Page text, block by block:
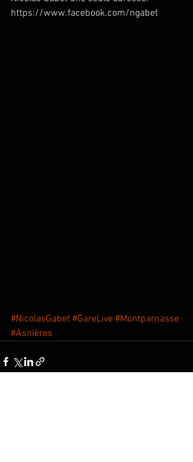
https://www.facebook.com/ngabet
#NicolasGabet #GareLive #Montparnasse
#Asnières